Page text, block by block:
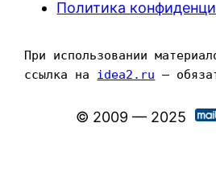
Политика
При использовании
ссылка на idea2.ru —
© 2009 — 2025